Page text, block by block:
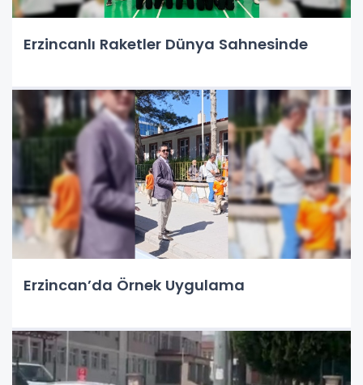
Erzincanlı Raketler Dünya Sahnesinde
Erzincan’da Örnek Uygulama